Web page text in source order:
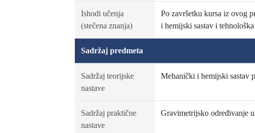
Ishodi učenja
(stečena znanja)
Po završetku kursa iz ovog
i hemijski sastav i
Sadržaj predmeta
Sadržaj teorijske
nastave
Mehanički i hemijski sastav
Sadržaj praktične
nastave
Gravimetrijsko određivanje